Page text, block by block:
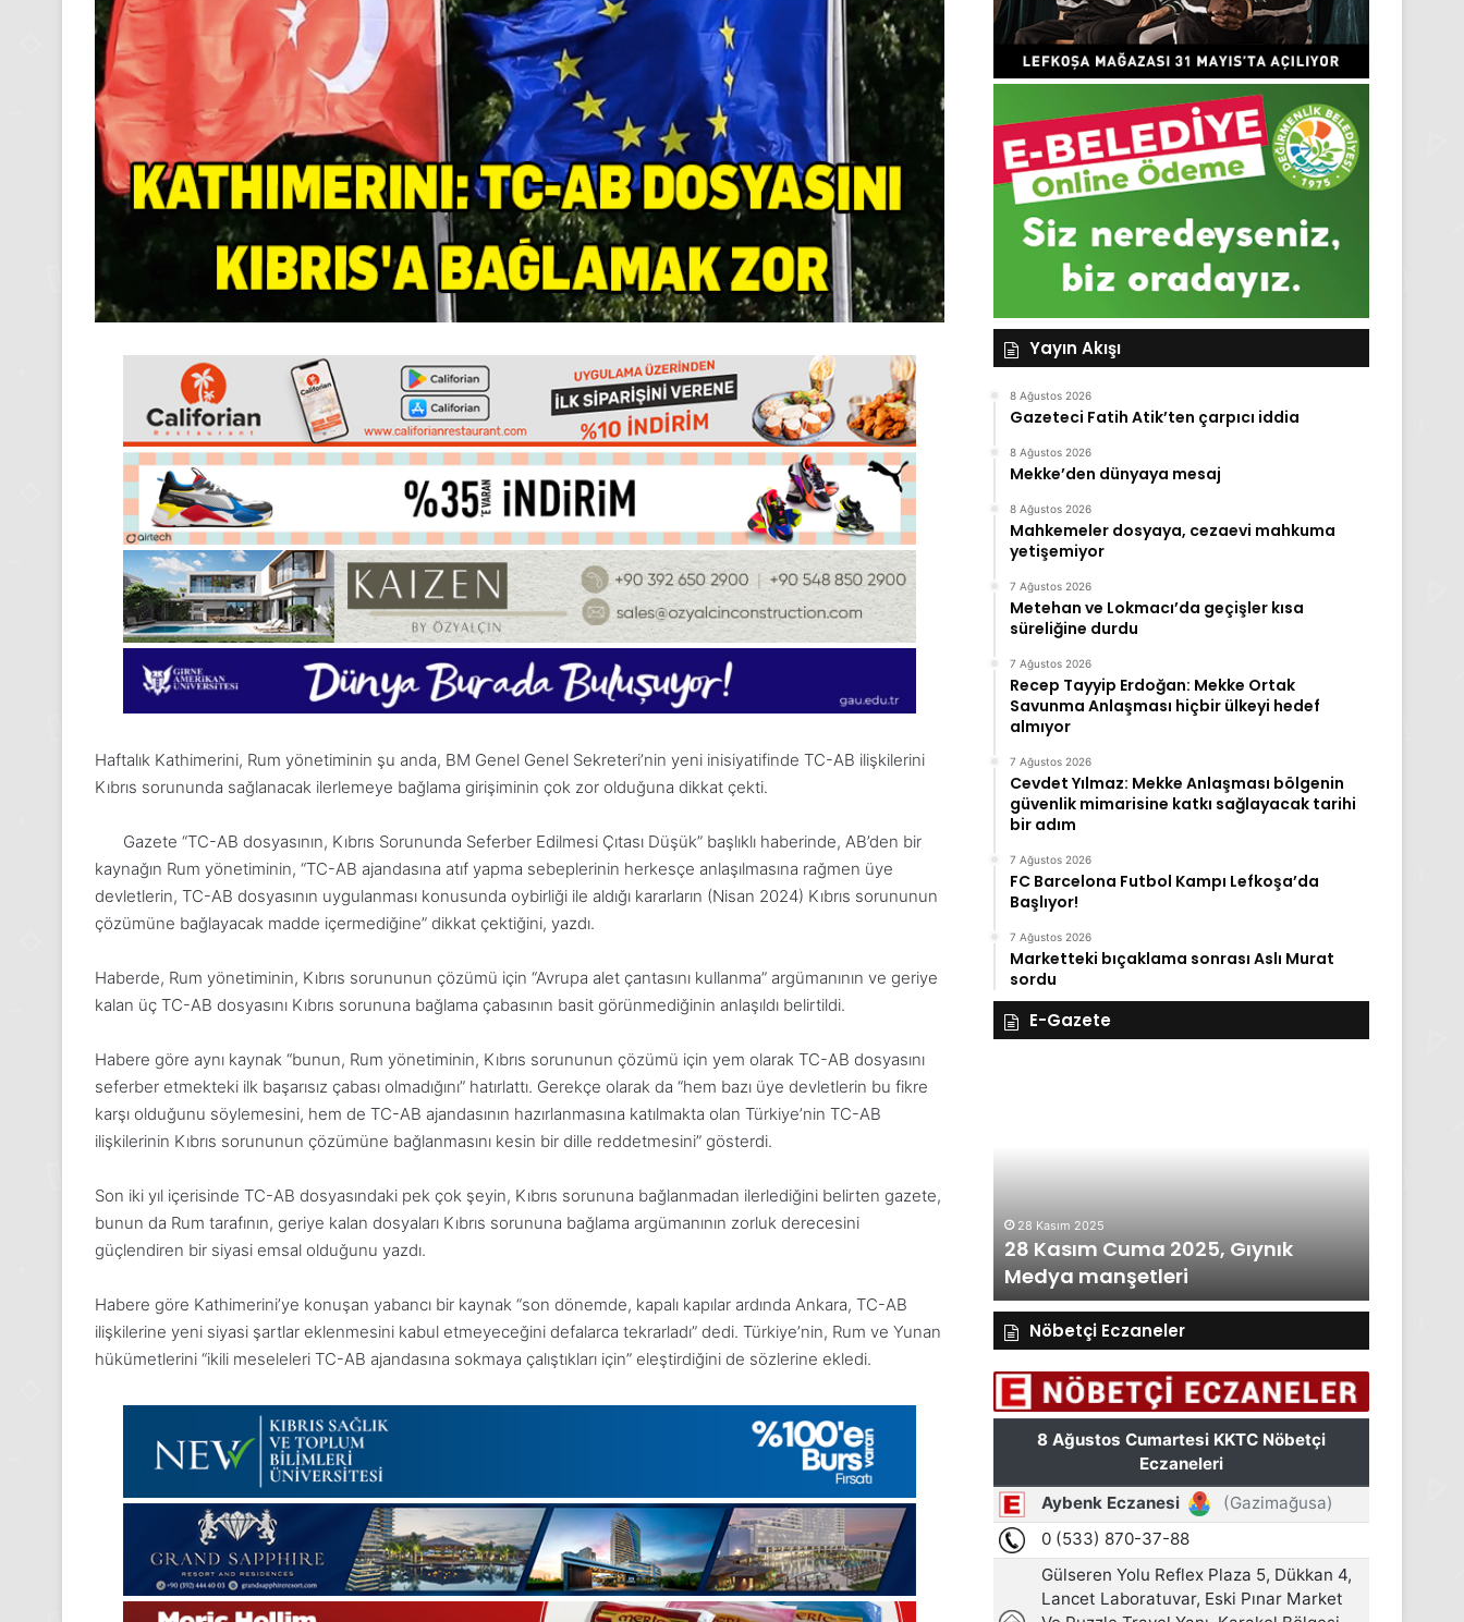
Haftalık Kathimerini, Rum yönetiminin şu anda, BM Genel Genel Sekreteri’nin yeni inisiyatifinde TC-AB ilişkilerini
Kıbrıs sorununda sağlanacak ilerlemeye bağlama girişiminin çok zor olduğuna dikkat çekti.
Gazete “TC-AB dosyasının, Kıbrıs Sorununda Seferber Edilmesi Çıtası Düşük” başlıklı haberinde, AB’den bir
kaynağın Rum yönetiminin, “TC-AB ajandasına atıf yapma sebeplerinin herkesçe anlaşılmasına rağmen üye
devletlerin, TC-AB dosyasının uygulanması konusunda oybirliği ile aldığı kararların (Nisan 2024) Kıbrıs sorununun
çözümüne bağlayacak madde içermediğine” dikkat çektiğini, yazdı.
Haberde, Rum yönetiminin, Kıbrıs sorununun çözümü için “Avrupa alet çantasını kullanma” argümanının ve geriye
kalan üç TC-AB dosyasını Kıbrıs sorununa bağlama çabasının basit görünmediğinin anlaşıldı belirtildi.
Habere göre aynı kaynak “bunun, Rum yönetiminin, Kıbrıs sorununun çözümü için yem olarak TC-AB dosyasını
seferber etmekteki ilk başarısız çabası olmadığını” hatırlattı. Gerekçe olarak da “hem bazı üye devletlerin bu fikre
karşı olduğunu söylemesini, hem de TC-AB ajandasının hazırlanmasına katılmakta olan Türkiye’nin TC-AB
ilişkilerinin Kıbrıs sorununun çözümüne bağlanmasını kesin bir dille reddetmesini” gösterdi.
Son iki yıl içerisinde TC-AB dosyasındaki pek çok şeyin, Kıbrıs sorununa bağlanmadan ilerlediğini belirten gazete,
bunun da Rum tarafının, geriye kalan dosyaları Kıbrıs sorununa bağlama argümanının zorluk derecesini
güçlendiren bir siyasi emsal olduğunu yazdı.
Habere göre Kathimerini’ye konuşan yabancı bir kaynak “son dönemde, kapalı kapılar ardında Ankara, TC-AB
ilişkilerine yeni siyasi şartlar eklenmesini kabul etmeyeceğini defalarca tekrarladı” dedi. Türkiye’nin, Rum ve Yunan
hükümetlerini “ikili meseleleri TC-AB ajandasına sokmaya çalıştıkları için” eleştirdiğini de sözlerine ekledi.
Yayın Akışı
8 Ağustos 2026
Gazeteci Fatih Atik’ten çarpıcı iddia
8 Ağustos 2026
Mekke’den dünyaya mesaj
8 Ağustos 2026
Mahkemeler dosyaya, cezaevi mahkuma
yetişemiyor
7 Ağustos 2026
Metehan ve Lokmacı’da geçişler kısa
süreliğine durdu
7 Ağustos 2026
Recep Tayyip Erdoğan: Mekke Ortak
Savunma Anlaşması hiçbir ülkeyi hedef
almıyor
7 Ağustos 2026
Cevdet Yılmaz: Mekke Anlaşması bölgenin
güvenlik mimarisine katkı sağlayacak tarihi
bir adım
7 Ağustos 2026
FC Barcelona Futbol Kampı Lefkoşa’da
Başlıyor!
7 Ağustos 2026
Marketteki bıçaklama sonrası Aslı Murat
sordu
E-Gazete
24
Kasım
Pazartesi
2025,
Medya
24 Kasım 2025
24 Kasım Pazartesi 2025, Gıynık
1
Aralık
Pazartesi
2025,
Medya
manşetleri
1 Aralık 2025 28 Kasım 2025
28 Kasım Cuma 2025, Gıynık
Medya manşetleri
Nöbetçi Eczaneler